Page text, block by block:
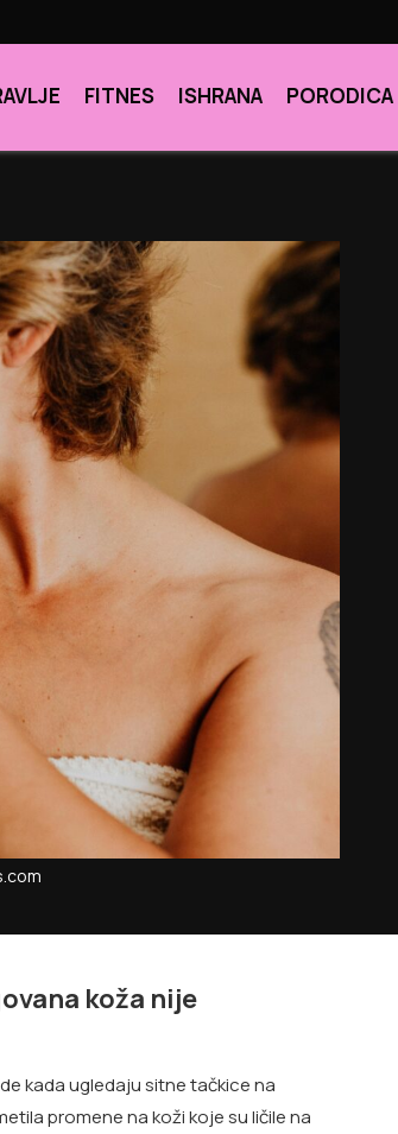
FITNES ISHRANA PORODICA
koža nije
kada ugledaju sitne tačkice na
promene na koži koje su ličile na